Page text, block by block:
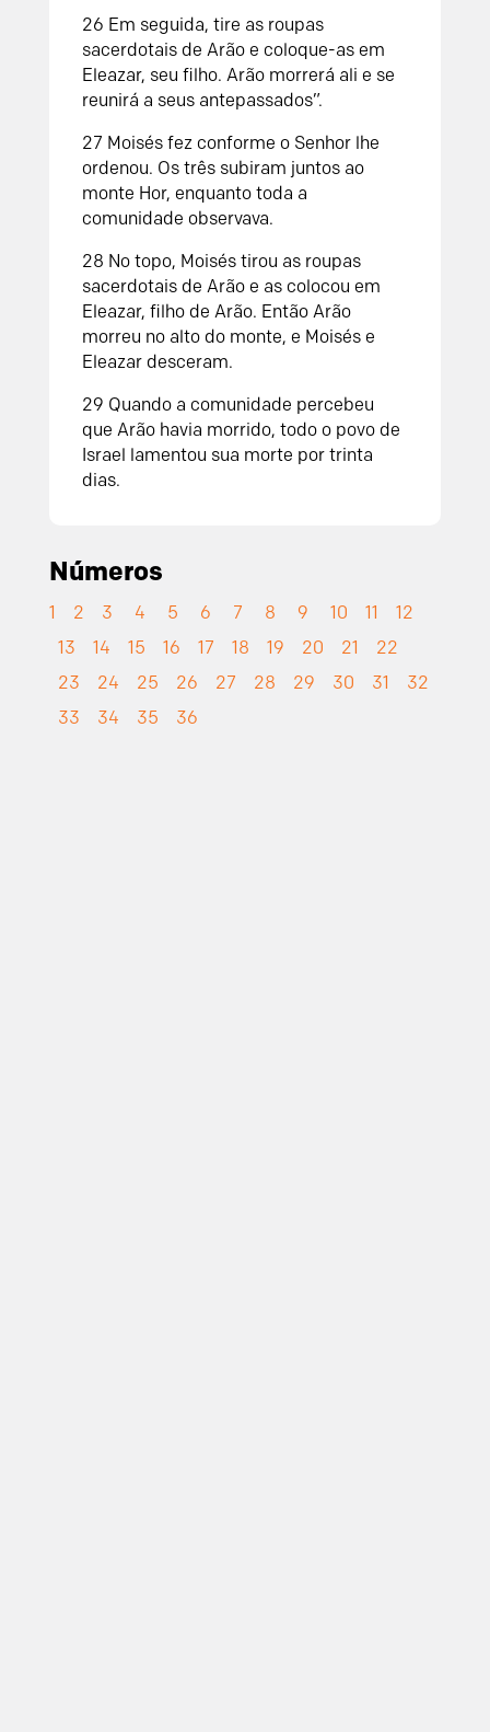
26 Em seguida, tire as roupas
sacerdotais de Arão e coloque-as em
Eleazar, seu filho. Arão morrerá ali e se
reunirá a seus antepassados”.
27 Moisés fez conforme o Senhor lhe
ordenou. Os três subiram juntos ao
monte Hor, enquanto toda a
comunidade observava.
28 No topo, Moisés tirou as roupas
sacerdotais de Arão e as colocou em
Eleazar, filho de Arão. Então Arão
morreu no alto do monte, e Moisés e
Eleazar desceram.
29 Quando a comunidade percebeu
que Arão havia morrido, todo o povo de
Israel lamentou sua morte por trinta
dias.
Números
1 2 3 4 5 6 7 8 9 10 11
12
13
14 15 16 17 18 19 20 21
22
23
24 25 26 27 28 29 30 31
32
33
34 35 36